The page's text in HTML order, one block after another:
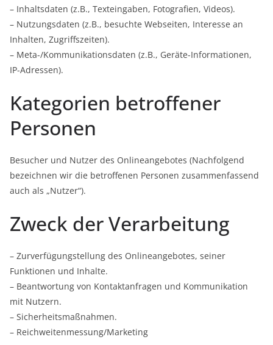
– Inhaltsdaten (z.B., Texteingaben, Fotografien, Videos).
– Nutzungsdaten (z.B., besuchte Webseiten, Interesse an
Inhalten, Zugriffszeiten).
– Meta-/Kommunikationsdaten (z.B., Geräte-Informationen,
IP-Adressen).
Kategorien betroffener
Personen
Besucher und Nutzer des Onlineangebotes (Nachfolgend
bezeichnen wir die betroffenen Personen zusammenfassend
auch als „Nutzer“).
Zweck der Verarbeitung
– Zurverfügungstellung des Onlineangebotes, seiner
Funktionen und Inhalte.
– Beantwortung von Kontaktanfragen und Kommunikation
mit Nutzern.
– Sicherheitsmaßnahmen.
– Reichweitenmessung/Marketing